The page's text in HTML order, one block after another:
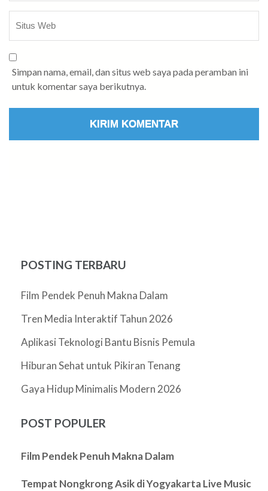
Simpan nama, email, dan situs web saya pada peramban ini
untuk komentar saya berikutnya.
POSTING TERBARU
Film Pendek Penuh Makna Dalam
Tren Media Interaktif Tahun 2026
Aplikasi Teknologi Bantu Bisnis Pemula
Hiburan Sehat untuk Pikiran Tenang
Gaya Hidup Minimalis Modern 2026
POST POPULER
Film Pendek Penuh Makna Dalam
Tempat Nongkrong Asik di Yogyakarta Live Music